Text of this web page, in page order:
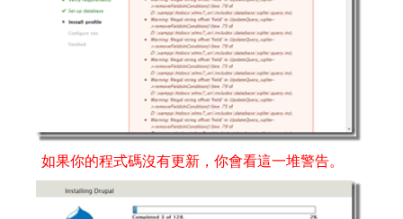
如果你的程式碼沒有更新，你會看這一堆警告。